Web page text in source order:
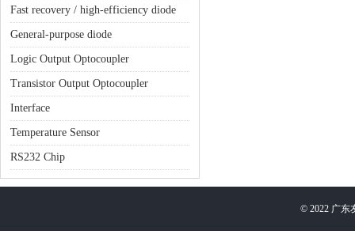
Fast recovery / high-efficiency diode
General-purpose diode
Logic Output Optocoupler
Transistor Output Optocoupler
Interface
Temperature Sensor
RS232 Chip
© 2022 广东